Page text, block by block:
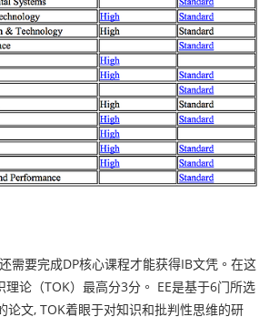
需要完成DP核心课程才能获得IB文凭。在这
理论（TOK）最高分3分。 EE是基于6门所选
论文, TOK着眼于对知识和批判性思维的研